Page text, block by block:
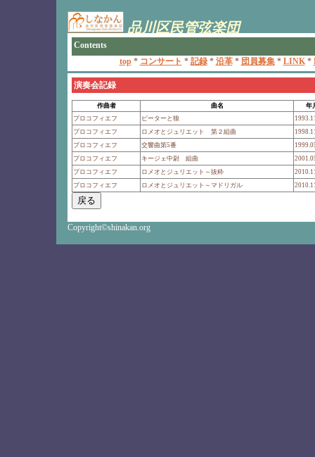
演奏会記録
作曲者 曲名
年
プロコフィエフ
ピーターと狼
プロコフィエフ
ロメオとジュリエット 第２組曲
プロコフィエフ
交響曲第5番
プロコフィエフ
キージェ中尉 組曲
プロコフィエフ
ロメオとジュリエット～抜粋
プロコフィエフ
ロメオとジュリエット～マドリガル
Copyright©shinakan.org